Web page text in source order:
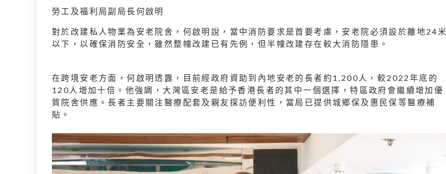
勞工及福利局副局長何啟明
對於改建私人物業為安老院舍，何啟明說，當中消防要求是首要考慮，安老院必須設於離地24米
以下，以確保消防安全，雖然整幢改建已有先例，但半幢改建存在較大消防隱患。
在跨境安老方面，何啟明透露，目前經政府資助到內地安老的長者約1,200人，較2022年底的
120人增加十倍。他強調，大灣區安老是給予香港長者的其中一個選擇，特區政府會繼續增加優
質院舍供應。長者主要關注醫療配套及親友探訪便利性，當局已提供城鄉保及惠民保等醫療補
貼。